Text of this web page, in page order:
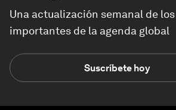
Una actualización semanal de
importantes de la agenda global
Suscríbete hoy